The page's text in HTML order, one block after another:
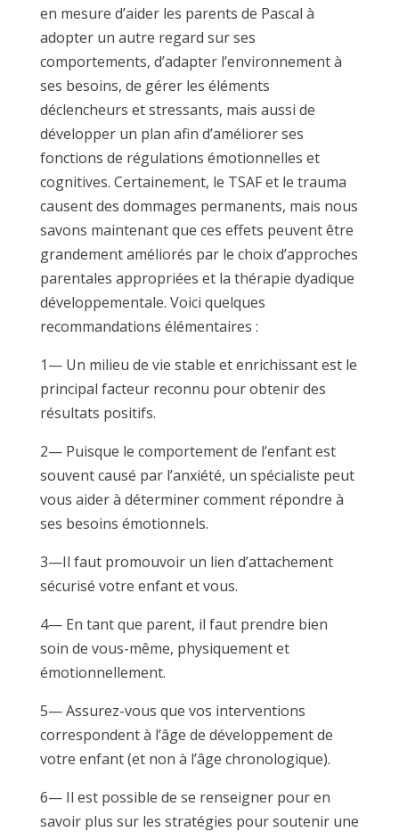
en mesure d’aider les parents de Pascal à
adopter un autre regard sur ses
comportements, d’adapter l’environnement à
ses besoins, de gérer les éléments
déclencheurs et stressants, mais aussi de
développer un plan afin d’améliorer ses
fonctions de régulations émotionnelles et
cognitives. Certainement, le TSAF et le trauma
causent des dommages permanents, mais nous
savons maintenant que ces effets peuvent être
grandement améliorés par le choix d’approches
parentales appropriées et la thérapie dyadique
développementale. Voici quelques
recommandations élémentaires :
1— Un milieu de vie stable et enrichissant est le
principal facteur reconnu pour obtenir des
résultats positifs.
2— Puisque le comportement de l’enfant est
souvent causé par l’anxiété, un spécialiste peut
vous aider à déterminer comment répondre à
ses besoins émotionnels.
3—Il faut promouvoir un lien d’attachement
sécurisé votre enfant et vous.
4— En tant que parent, il faut prendre bien
soin de vous-même, physiquement et
émotionnellement.
5— Assurez-vous que vos interventions
correspondent à l’âge de développement de
votre enfant (et non à l’âge chronologique).
6— Il est possible de se renseigner pour en
savoir plus sur les stratégies pour soutenir une